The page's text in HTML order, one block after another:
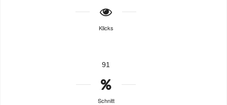
Klicks
91
Schnitt